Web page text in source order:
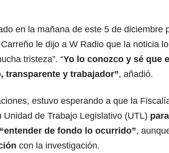
en la mañana de este 5 de diciembre
le dijo a W Radio que la noticia
tristeza”. “Yo lo conozco y sé que
transparente y trabajador”, añadió.
estuvo esperando a que la
Unidad de Trabajo Legislativo (UTL)
de fondo lo ocurrido”,
con la investigación.